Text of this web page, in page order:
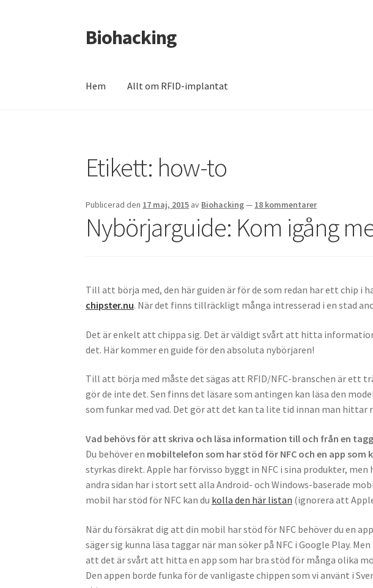
Hoppa
till
Hoppa
till
Biohacking
Hem Allt om RFID-implantat
Mitt konto Till kassan Varukorg
Etikett: how-to
Publicerad den 17 maj, 2015 av Biohacking— 18 kommentarer
Nybörjarguide: Kom igång
Till att börja med, den här guiden är för de som redan har ett chip i
chipster.nu. När det finns tillräckligt många intresserad i en stad
Det är enkelt att chippa sig. Det är väldigt svårt att hitta
det. Här kommer en guide för den absoluta nybörjaren!
Till att börja med måste det sägas att RFID/NFC-branschen är ett
gör de inte det. Sen finns det läsare som antingen kan läsa den
som funkar med vad. Det gör att det kan ta lite tid innan man hittar
Vad behövs för att skriva och läsa information till och från en
Du behöver en mobiltelefon som har stöd för NFC och en app som
styrkas direkt. Apple har förvisso byggt in NFC i sina produkter,
andra sidan har i stort sett alla Android- och Windows-baserade
mobil har stöd för NFC kan du kolla den här listan (ignorera att
När du försäkrat dig att din mobil har stöd för NFC behöver du en
säger sig kunna läsa taggar när man söker på NFC i Google Play.
att det är svårt att hitta en app som har bra stöd för många olika
Den appen borde funka för de vanligaste chippen som vi använt i